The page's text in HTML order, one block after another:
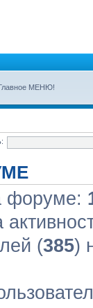
МЕНЮ!
форуме:
(385)